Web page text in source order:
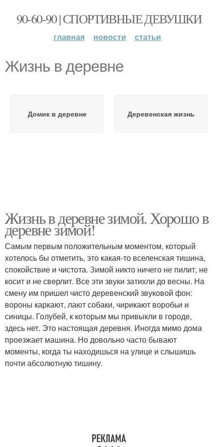
90-60-90 | СПОРТИВНЫЕ ДЕВУШКИ
главная новости статьи
Жизнь в деревне
Домик в деревне Деревенская жизнь
Жизнь в деревне зимой. Хорошо в
деревне зимой!
Самым первым положительным моментом, который
хотелось бы отметить, это какая-то вселенская тишина,
спокойствие и чистота. Зимой никто ничего не пилит, не
косит и не сверлит. Все эти звуки затихли до весны. На
смену им пришел чисто деревенский звуковой фон:
вороны каркают, лают собаки, чирикают воробьи и
синицы. Голубей, к которым мы привыкли в городе,
здесь нет. Это настоящая деревня. Иногда мимо дома
проезжает машина. Но довольно часто бывают
моменты, когда ты находишься на улице и слышишь
почти абсолютную тишину.